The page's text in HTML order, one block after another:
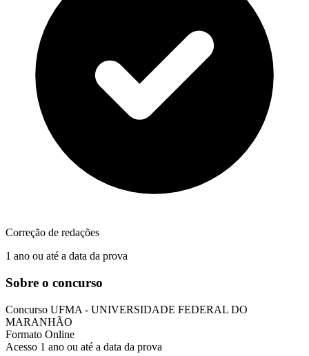
Correção de redações
1 ano ou até a data da prova
Sobre o concurso
Concurso UFMA - UNIVERSIDADE FEDERAL DO
MARANHÃO
Formato Online
Acesso 1 ano ou até a data da prova